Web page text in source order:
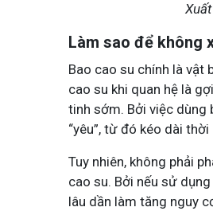
Làm sao để không
Bao cao su chính là vật
cao su khi quan hệ là
tinh sớm. Bởi việc dùng
“yêu”, từ đó kéo dài
Tuy nhiên, không phải
cao su. Bởi nếu sử
lâu dần làm tăng nguy